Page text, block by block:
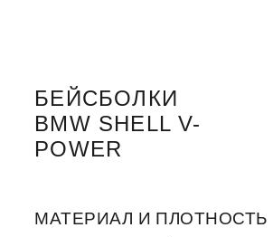
БЕЙСБОЛКИ
BMW SHELL V-
POWER
МАТЕРИАЛ И ПЛОТНОСТЬ